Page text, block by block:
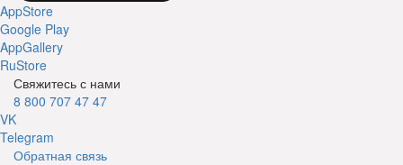
AppStore
Google Play
AppGallery
RuStore
Свяжитесь с нами
8 800 707 47 47
VK
Telegram
Обратная связь